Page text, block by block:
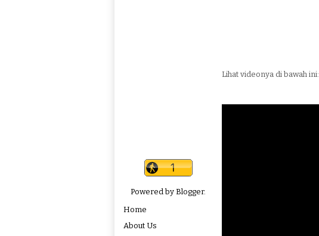
Powered by Blogger.
Home
About Us
Lihat videonya di bawah ini: